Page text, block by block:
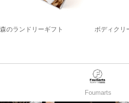
森のランドリーギフト
ボディクリ
Foumarts